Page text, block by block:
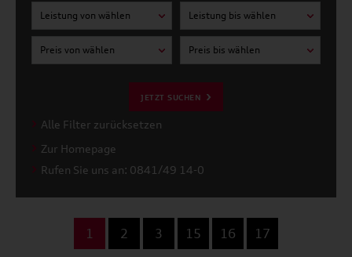
Leistung von wählen Leistung bis wählen
Preis von wählen Preis bis wählen
JETZT SUCHEN
Alle Filter zurücksetzen
Zur Homepage
Rufen Sie uns an: 0841/49 14-0
1 2 3 15 16 17